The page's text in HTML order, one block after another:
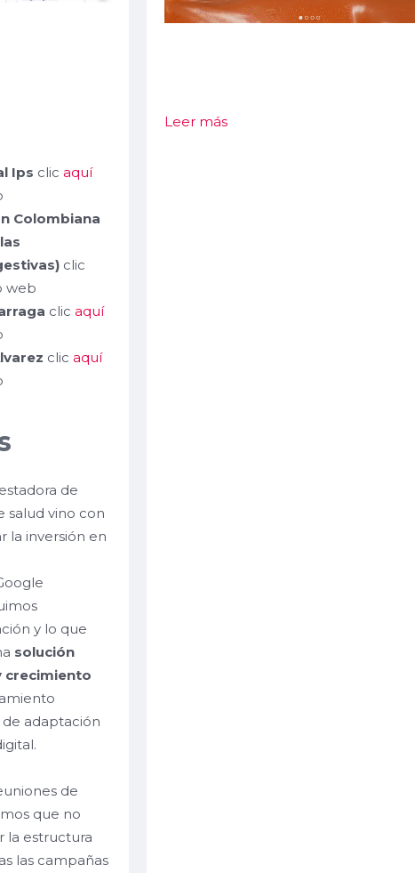
Ips clicaquí
Colombiana
clic
web
clicaquí
clicaquí
de
salud vino con
la inversión en
y lo que
solución
crecimiento
adaptación
de
que no
la estructura
las campañas
Leer más